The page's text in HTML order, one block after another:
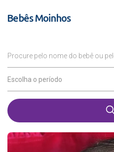
Bebês Moinhos
Procure pelo nome do bebê ou
Escolha o período